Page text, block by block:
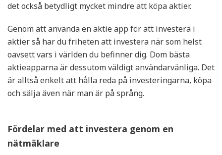
det också betydligt mycket mindre att köpa aktier.
Genom att använda en aktie app för att investera i
aktier så har du friheten att investera när som helst
oavsett vars i världen du befinner dig. Dom bästa
aktieapparna är dessutom väldigt användarvänliga. Det
är alltså enkelt att hålla reda på investeringarna, köpa
och sälja även när man är på språng.
Fördelar med att investera genom en
nätmäklare